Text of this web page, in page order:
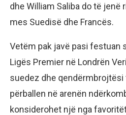
dhe William Saliba do të jenë
mes Suedisë dhe Francës.
Vetëm pak javë pasi festuan
Ligës Premier në Londrën
suedez dhe qendërmbrojtësi
përballen në arenën
konsiderohet një nga